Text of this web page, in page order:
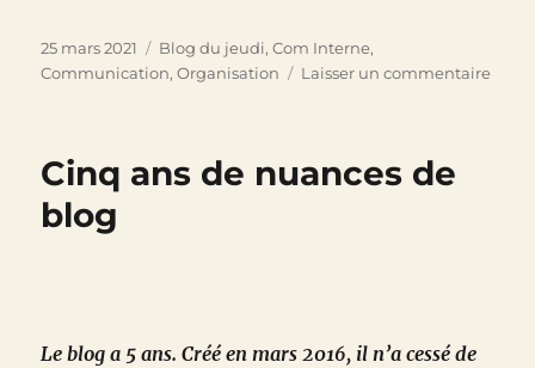
Publié
le
25 mars 2021 Catégories
Blog du jeudi,Com Interne,
Communication,Organisation Laisser un commentairesur
Cinq ans de nuances de
blog
Le blog a 5 ans. Créé en mars 2016, il n’a cessé de